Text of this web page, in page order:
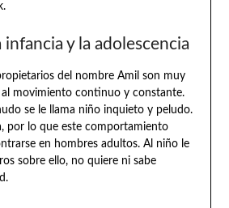
y la adolescencia
del nombre Amil son muy
movimiento continuo y constante.
se le llama niño inquieto y peludo.
por lo que este comportamiento
en hombres adultos. Al niño le
sobre ello, no quiere ni sabe